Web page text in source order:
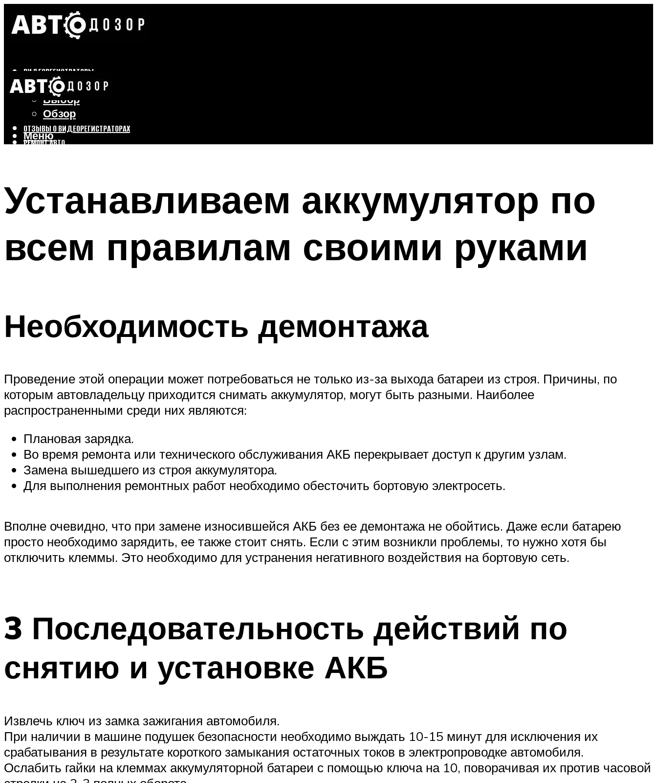
ВИДЕОРЕГИСТРАТОРЫ
Бренды
Выбор
Обзор
ОТЗЫВЫ О ВИДЕОРЕГИСТРАТОРАХ
РЕМОНТ АВТО
Меню
Меню
Устанавливаем аккумулятор по
всем правилам своими руками
Необходимость демонтажа
Проведение этой операции может потребоваться не только из-за выхода батареи из строя. Причины, по
которым автовладельцу приходится снимать аккумулятор, могут быть разными. Наиболее
распространенными среди них являются:
Плановая зарядка.
Во время ремонта или технического обслуживания АКБ перекрывает доступ к другим узлам.
Замена вышедшего из строя аккумулятора.
Для выполнения ремонтных работ необходимо обесточить бортовую электросеть.
Вполне очевидно, что при замене износившейся АКБ без ее демонтажа не обойтись. Даже если батарею
просто необходимо зарядить, ее также стоит снять. Если с этим возникли проблемы, то нужно хотя бы
отключить клеммы. Это необходимо для устранения негативного воздействия на бортовую сеть.
3 Последовательность действий по
снятию и установке АКБ
Извлечь ключ из замка зажигания автомобиля.
При наличии в машине подушек безопасности необходимо выждать 10-15 минут для исключения их
срабатывания в результате короткого замыкания остаточных токов в электропроводке автомобиля.
Ослабить гайки на клеммах аккумуляторной батареи с помощью ключа на 10, поворачивая их против часовой